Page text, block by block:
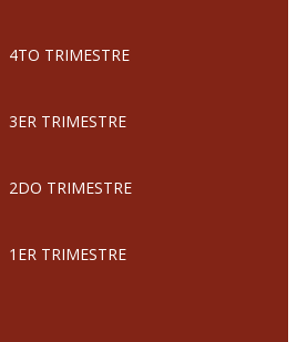
4TO TRIMESTRE
3ER TRIMESTRE
2DO TRIMESTRE
1ER TRIMESTRE